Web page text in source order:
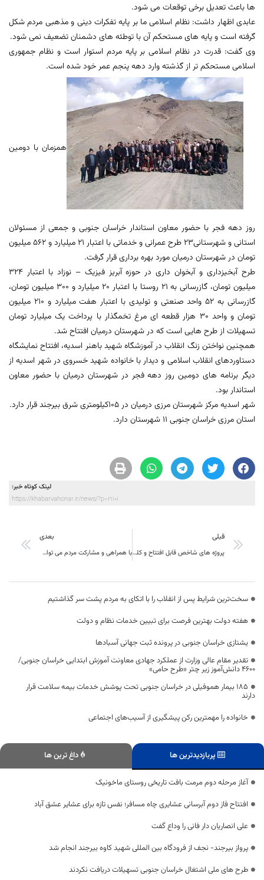
ها باعث تعدیل برخی توقعات می شود.
عابدی اظهار داشت: نظام اسلامی ما بر پایه تفکرات دینی و مذهبی مردم شکل
گرفته است و پایه های مستحکم آن با توطئه های دشمنان تضعیف نمی شود.
وی گفت: قدرت در نظام اسلامی بر پایه مردم استوار است و نظام جمهوری
اسلامی مستحکم تر از گذشته وارد دهه پنجم عمر خود شده است.
همزمان با دومین
روز دهه فجر با حضور معاون استاندار خراسان جنوبی و جمعی از مسئولان
استانی و شهرستانی23 طرح عمرانی و خدماتی با اعتبار 21 میلیارد و 562 میلیون
تومان در شهرستان درمیان مورد بهره برداری قرار گرفت.
طرح آبخیزداری و آبخوان داری در حوزه آبریز فیزیک – نوزاد با اعتبار 324
میلیون تومان، گازرسانی به 21 روستا با اعتبار 20 میلیارد و 300 میلیون تومان،
گازرسانی به 52 واحد صنعتی و تولیدی با اعتبار هفت میلیارد و 210 میلیون
تومان و واحد 30 هزار قطعه ای مرغ تخمگذار با پرداخت یک میلیارد تومان
تسهیلات از طرح هایی است که در شهرستان درمیان افتتاح شد.
همچنین نواختن زنگ انقلاب در آموزشگاه شهید باهنر اسدیه، افتتاح نمایشگاه
دستاوردهای انقلاب اسلامی و دیدار با خانواده شهید خسروی در شهر اسدیه از
دیگر برنامه های دومین روز دهه فجر در شهرستان درمیان با حضور معاون
استاندار بود.
شهر اسدیه مرکز شهرستان مرزی درمیان در 105کیلومتری شرق بیرجند قرار دارد.
استان مرزی خراسان جنوبی 11 شهرستان دارد.
لینک کوتاه خبر:
https://khabarvahonar.ir/news/?p=21101
قبلی
پروژه های شاخص قابل افتتاح و کلنگ زنی در دهه فجر 97 در شهرستان طبس
بعدی
با همراهی و مشارکت مردم می توان امور را مدیریت و از اقدامات بخشی و غیرموثر جلوگیری کرد.
سخت‌ترین شرایط پس از انقلاب را با اتکای به مردم پشت سر گذاشتیم
هفته دولت بهترین فرصت برای تبیین خدمات نظام و دولت
یشتازی خراسان جنوبی در پرونده ثبت جهانی آسبادها
تقدیر مقام عالی وزارت از عملکرد جهادی معاونت آموزش ابتدایی خراسان جنوبی/
۴۶۰۰ دانش‌آموز زیر چتر «طرح حامی»
۱۸۵ بیمار هموفیلی در خراسان جنوبی تحت پوشش خدمات بیمه سلامت قرار
دارند
خانواده را مهمترین رکن پیشگیری از آسیب‌های اجتماعی
پربازدیدترین ها داغ ترین ها
آغاز مرحله دوم مرمت بافت تاریخی روستای ماخونیک
افتتاح فاز دوم آبرسانی عشایری چاه مسافر؛ نفس تازه برای عشایر عشق آباد
علی انصاریان دار فانی را وداع گفت
پرواز بیرجند- نجف از فرودگاه بین المللی شهید کاوه بیرجند انجام شد
طرح های ملی اشتغال خراسان جنوبی تسهیلات دریافت نکردند